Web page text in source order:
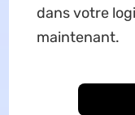
dans votre
maintenant.